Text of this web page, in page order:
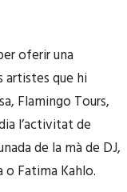
oferir una
artistes que hi
Flamingo Tours,
l’activitat de
de la mà de DJ,
Fatima Kahlo.